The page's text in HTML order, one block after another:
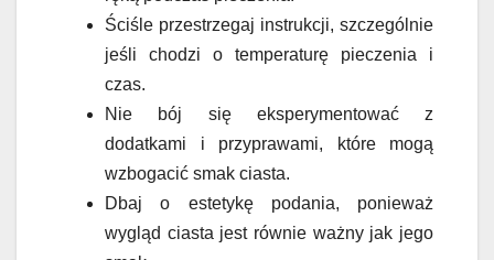
Ściśle przestrzegaj instrukcji, szczególnie
jeśli chodzi o temperaturę pieczenia i
czas.
Nie bój się eksperymentować z
dodatkami i przyprawami, które mogą
wzbogacić smak ciasta.
Dbaj o estetykę podania, ponieważ
wygląd ciasta jest równie ważny jak jego